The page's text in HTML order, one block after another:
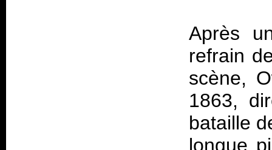
Après
refrain
scène,
1863,
bataille
longue